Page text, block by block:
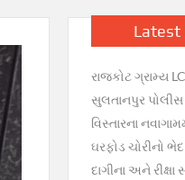
Latest
રાજકોટ ગ્રામ્ય
સુલતાનપુર
વિસ્તારના
ઘરફોડ ચોરીનો
દાગીના અને રીક્ષા